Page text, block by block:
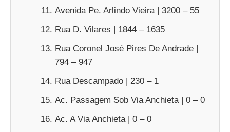
Avenida Pe. Arlindo Vieira | 3200 – 55
Rua D. Vilares | 1844 – 1635
Rua Coronel José Pires De Andrade |
794 – 947
Rua Descampado | 230 – 1
Ac. Passagem Sob Via Anchieta | 0 – 0
Ac. A Via Anchieta | 0 – 0